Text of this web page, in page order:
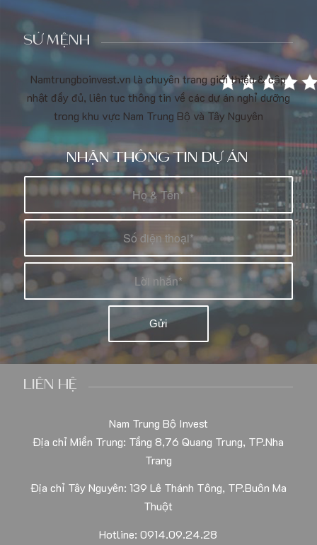
SỨ MỆNH
Namtrungboinvest.vn là chuyên trang giới thiệu & cập
nhật đầy đủ, liên tục thông tin về các dự án nghỉ dưỡng
trong khu vực Nam Trung Bộ và Tây Nguyên
NHẬN THÔNG TIN DỰ ÁN
LIÊN HỆ
Nam Trung Bộ Invest
Địa chỉ Miền Trung: Tầng 8,76 Quang Trung, TP.Nha
Trang
Địa chỉ Tây Nguyên: 139 Lê Thánh Tông, TP.Buôn Ma
Thuột
Hotline: 0914.09.24.28